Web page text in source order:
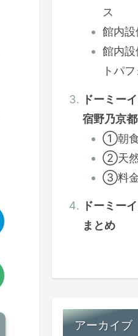
ス
館内
館内
トパ
ドーミー
宿野乃京
①朝食
②天然
③料金
ドーミー
まとめ
アーカイブ